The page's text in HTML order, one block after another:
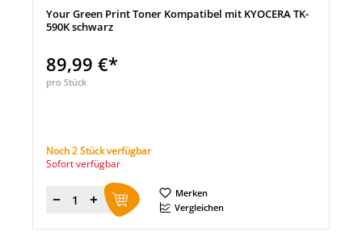
Your Green Print Toner Kompatibel mit KYOCERA TK-
590K schwarz
89,99 €*
pro Stück
Noch 2 Stück verfügbar
Sofort verfügbar
Menge
Merken
Vergleichen